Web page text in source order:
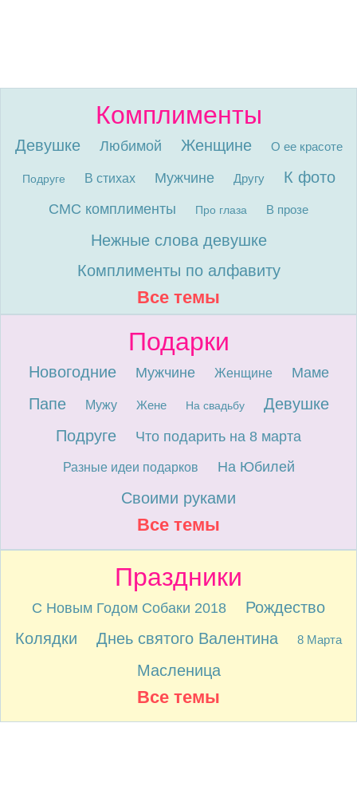
Комплименты
Девушке Любимой Женщине О ее красоте
Подруге В стихах Мужчине Другу К фото
СМС комплименты Про глаза В прозе
Нежные слова девушке
Комплименты по алфавиту
Все темы
Подарки
Новогодние Мужчине Женщине Маме
Папе Мужу Жене На свадьбу
Девушке
Подруге
Что подарить на 8 марта
Разные идеи подарков На Юбилей
Своими руками
Все темы
Праздники
С Новым Годом Собаки 2018
Рождество
Колядки
Днеь святого Валентина 8 Марта
Масленица
Все темы